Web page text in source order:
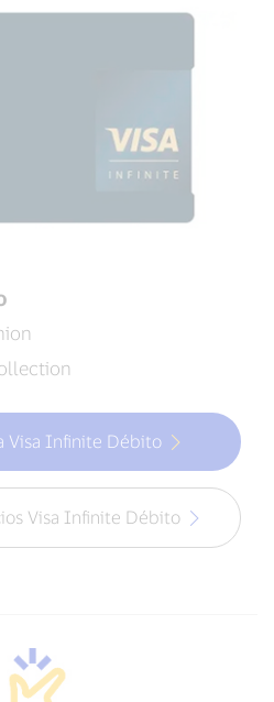
Visa Infinite Débito
Visa Infinite Débito